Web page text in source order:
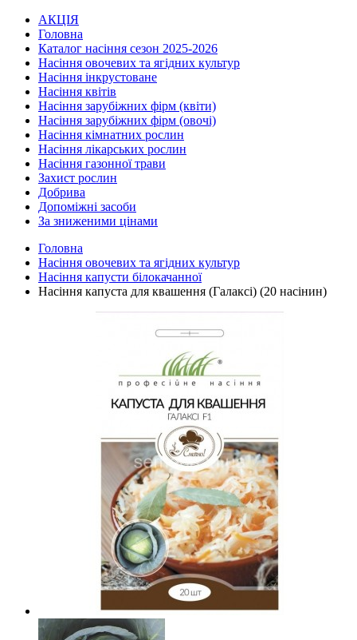
АКЦІЯ
Головна
Каталог насіння сезон 2025-2026
Насіння овочевих та ягідних культур
Насіння інкрустоване
Насіння квітів
Насіння зарубіжних фірм (квіти)
Насіння зарубіжних фірм (овочі)
Насіння кімнатних рослин
Насіння лікарських рослин
Насіння газонної трави
Захист рослин
Добрива
Допоміжні засоби
За зниженими цінами
Головна
Насіння овочевих та ягідних культур
Насіння капусти білокачанної
Насіння капуста для квашення (Галаксі) (20 насінин)